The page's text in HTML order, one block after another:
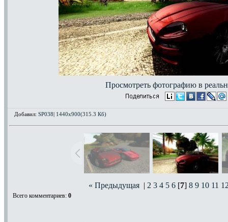
Просмотреть фотографию в
Добавил: SP038| 1440x900(315.3 Кб)
« Предыдущая| 2 3 4 5 6[7] 8 9 10 11
Всего комментариев: 0